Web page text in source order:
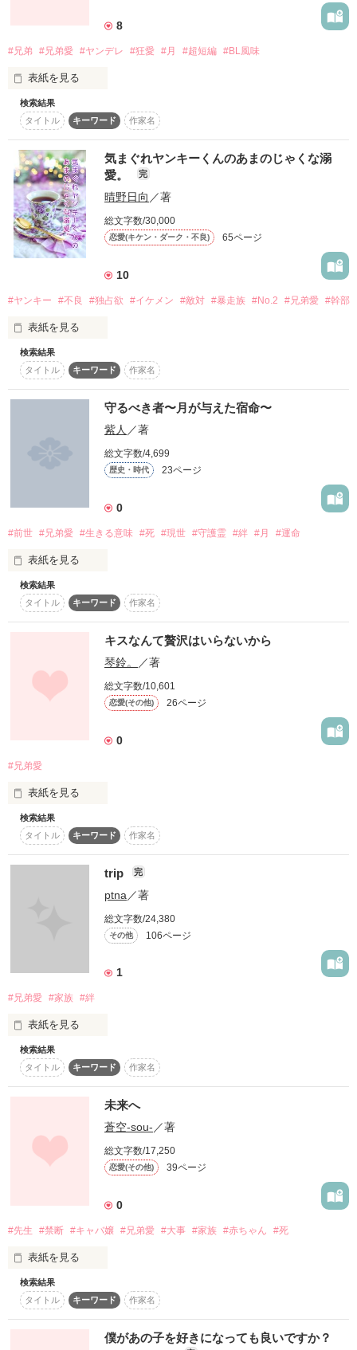
「…私には歌月がいる、もん」
とてつもなくかわいい。
さいきん息詰まった私の、
息抜き短編小説です。
瑠璃ちゃんを定期的に書かないと死んじゃうぅう…
◇◇お知らせと謝罪◇◇
まぁったく意味がわからないと思うので、
最後の最後の
【自己紹介】
から読んでもらっても構いません。
だって本当にジコマンなんです。
瑠璃ちゅわんの可愛さに酔いしれろ！
◇◇御礼◇◇
【るりりんわーるど企画第一段】
作品を読む
♥ドタバタホームラブコメディ♥
作品を読む
8
#兄弟 #兄弟愛 #ヤンデレ #狂愛 #月 #超短編 #BL風味
表紙を見る
「ねぇ、お兄ちゃん。」
「どした？」
「僕らは、おかしいんでしょうか」
兄弟が仲がいいのは、いいのに
そんな世界は、いりません。
そんな世界は、壊してやる。
気分を害される可能性があります。
本当にありがとうございます！
検索結果
タイトル
キーワード 作家名
気まぐれヤンキーくんのあまのじゃくな溺
愛。
完
晴野日向 ／著
総文字数/30,000
恋愛(キケン・ダーク・不良) 65ページ
10
#ヤンキー #不良 #独占欲 #イケメン #敵対 #暴走族 #No.2 #兄弟愛 #幹部
表紙を見る
都内で有名な不良グループが集まる私立慶王高校。
クラスの３分の２は不良がいるのが当たり前。
その中で、遅刻・欠席・早退が日常茶飯事な
面倒事に巻き込まれやすい鈍感ガール
小鳥　陽羽
ことり ひう
×
ゴール　　2025.1
野いちご、ベリーズカフェ同時掲載
検索結果
タイトル
キーワード 作家名
守るべき者〜月が与えた宿命〜
紫人 ／著
総文字数/4,699
歴史・時代 23ページ
0
#前世 #兄弟愛 #生きる意味 #死 #現世 #守護霊 #絆 #月 #運命
表紙を見る
僕には、妹がいる。
アイツを守ってやれる
唯一の存在なんだ。
だって僕は
アイツの
守護霊なんだから……。
月が与えた
宿命だった……。
前世で兄妹だった２人。
妹は当時の姿のまま
生まれ変わって
兄はそんな妹の
守護霊として
現世に舞い戻る。
検索結果
タイトル
キーワード 作家名
キスなんて贅沢はいらないから
琴鈴。 ／著
総文字数/10,601
恋愛(その他) 26ページ
0
#兄弟愛
表紙を見る
苦い恋。
叶わない恋。
お兄ちゃんのこと、好きだなんて思いたくなかった。
こんな許されない片思い、したくなかった。
検索結果
タイトル
キーワード 作家名
trip 完
ptna ／著
総文字数/24,380
その他 106ページ
1
#兄弟愛 #家族 #絆
表紙を見る
お父さんは嫌い。
だってお母さんを捨てたから。
私が大事なのは、お兄ちゃんだけだよ？
検索結果
タイトル
キーワード 作家名
未来へ
蒼空-sou-／著
総文字数/17,250
恋愛(その他) 39ページ
0
#先生 #禁断 #キャバ嬢 #兄弟愛 #大事 #家族 #赤ちゃん #死
表紙を見る
昼間は普通の高校生
検索結果
タイトル
キーワード 作家名
僕があの子を好きになっても良いですか？